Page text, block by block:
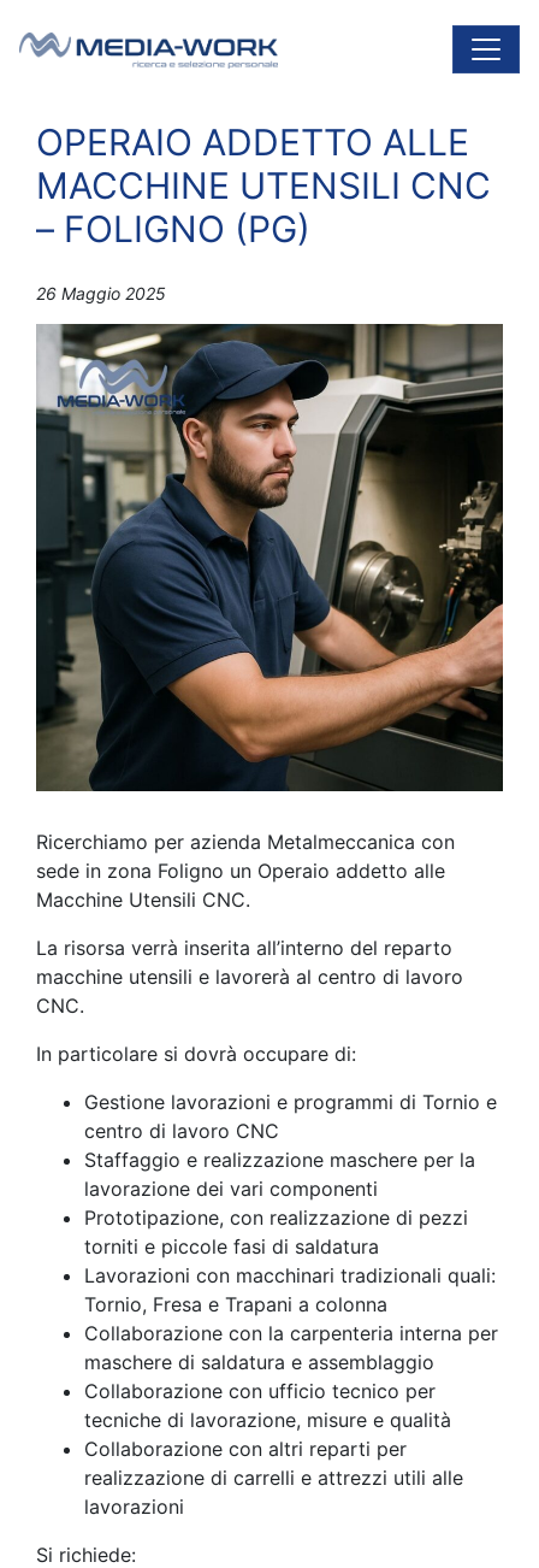
Navigazione principale
OPERAIO ADDETTO ALLE
MACCHINE UTENSILI CNC
– FOLIGNO (PG)
26 Maggio 2025
Ricerchiamo per azienda Metalmeccanica con
sede in zona Foligno un Operaio addetto alle
Macchine Utensili CNC.
La risorsa verrà inserita all’interno del reparto
macchine utensili e lavorerà al centro di lavoro
CNC.
In particolare si dovrà occupare di:
Gestione lavorazioni e programmi di Tornio e
centro di lavoro CNC
Staffaggio e realizzazione maschere per la
lavorazione dei vari componenti
Prototipazione, con realizzazione di pezzi
torniti e piccole fasi di saldatura
Lavorazioni con macchinari tradizionali quali:
Tornio, Fresa e Trapani a colonna
Collaborazione con la carpenteria interna per
maschere di saldatura e assemblaggio
Collaborazione con ufficio tecnico per
tecniche di lavorazione, misure e qualità
Collaborazione con altri reparti per
realizzazione di carrelli e attrezzi utili alle
lavorazioni
Si richiede: